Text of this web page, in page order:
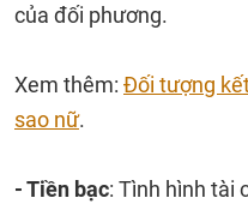
của đối phương.
Xem thêm: Đối tượng
sao nữ.
- Tiền bạc: Tình hình tài